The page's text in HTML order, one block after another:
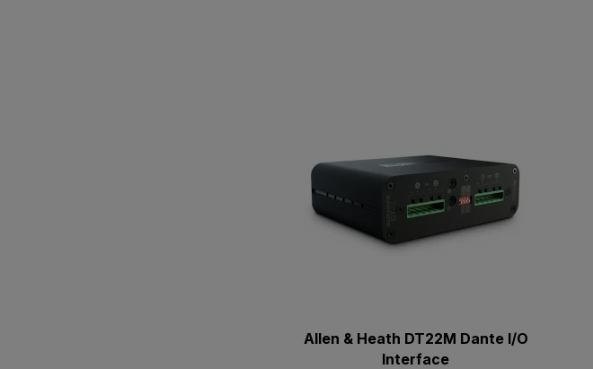
Allen & Heath DT22M Dante I/O
Interface